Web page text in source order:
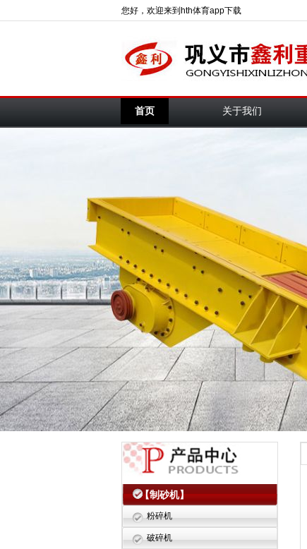
您好，欢迎来到hth体育app下载
首页 关于我们
【制砂机】
粉碎机
破碎机